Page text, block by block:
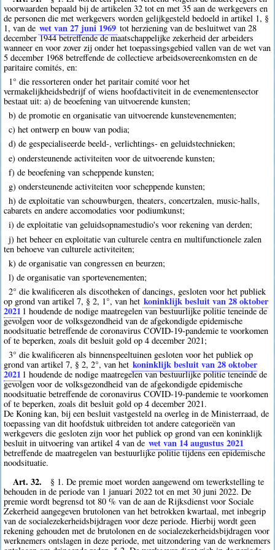
voorwaarden bepaald bij de artikelen 32 tot en met 35 aan de werkgevers en
de personen die met werkgevers worden gelijkgesteld bedoeld in artikel 1, §
1, van de wet van 27 juni 1969 tot herziening van de besluitwet van 28
december 1944 betreffende de maatschappelijke zekerheid der arbeiders
wanneer en voor zover zij onder het toepassingsgebied vallen van de wet van
5 december 1968 betreffende de collectieve arbeidsovereenkomsten en de
paritaire comités, en:
1° die ressorteren onder het paritair comité voor het
vermakelijkheidsbedrijf of wiens hoofdactiviteit in de evenementensector
bestaat uit: a) de beoefening van uitvoerende kunsten;
b) de promotie en organisatie van uitvoerende kunstevenementen;
c) het ontwerp en bouw van podia;
d) de gespecialiseerde beeld-, verlichtings- en geluidstechnieken;
e) ondersteunende activiteiten voor de uitvoerende kunsten;
f) de beoefening van scheppende kunsten;
g) ondersteunende activiteiten voor scheppende kunsten;
h) de exploitatie van schouwburgen, theaters, concertzalen, music-halls,
cabarets en andere accomodaties voor podiumkunst;
i) de exploitatie van geluidsopnamestudio's voor rekening van derden;
j) het beheer en exploitatie van culturele centra en multifunctionele zalen
ten behoeve van culturele activiteiten;
k) de organisatie van congressen en beurzen;
l) de organisatie van sportevenementen;
2° die kwalificeren als discotheken of dancings, gesloten voor het publiek
op grond van artikel 7, § 2, 1°, van het koninklijk besluit van 28 oktober
2021 1 houdende de nodige maatregelen van bestuurlijke politie teneinde de
gevolgen voor de volksgezondheid van de afgekondigde epidemische
noodsituatie betreffende de coronavirus COVID-19-pandemie te voorkomen
of te beperken, zoals dit besluit gold op 4 december 2021;
3° die kwalificeren als binnenspeeltuinen gesloten voor het publiek op
grond van artikel 7, § 2, 2°, van het koninklijk besluit van 28 oktober
2021 1 houdende de nodige maatregelen van bestuurlijke politie teneinde de
gevolgen voor de volksgezondheid van de afgekondigde epidemische
noodsituatie betreffende de coronavirus COVID-19-pandemie te voorkomen
of te beperken, zoals dit besluit gold op 4 december 2021.
De Koning kan, bij een besluit vastgesteld na overleg in de Ministerraad, de
toepassing van dit hoofdstuk uitbreiden tot andere categorieën van
werkgevers die gesloten zijn voor het publiek op grond van een koninklijk
besluit in uitvoering van artikel 4 van de wet van 14 augustus 2021
betreffende de maatregelen van bestuurlijke politie tijdens een epidemische
noodsituatie.
Art. 32.
§ 1. De premie moet worden aangewend om tewerkstelling te
behouden in de periode van 1 januari 2022 tot en met 30 juni 2022. De
premie wordt begrensd tot 80 % van de aan de Rijksdienst voor Sociale
Zekerheid aangegeven brutolonen van het betrokken kwartaal, met inbegrip
van de socialezekerheidsbijdragen voor deze periode. Hierbij wordt geen
rekening gehouden met de brutolonen en de socialezekerheidsbijdragen voor
werknemers ontslagen in deze periode, met uitzondering van de werknemers